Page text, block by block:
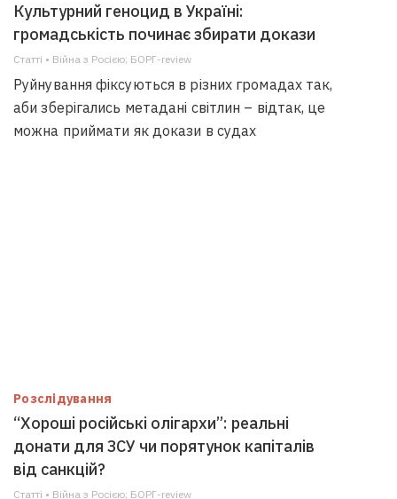
Культурний геноцид в Україні:
громадськість починає збирати докази
Статті • Війна з Росією; БОРГ-review
Руйнування фіксуються в різних громадах так,
аби зберігались метадані світлин – відтак, це
можна приймати як докази в судах
Розслідування
“Хороші російські олігархи”: реальні
донати для ЗСУ чи порятунок капіталів
від санкцій?
Статті • Війна з Росією; БОРГ-review